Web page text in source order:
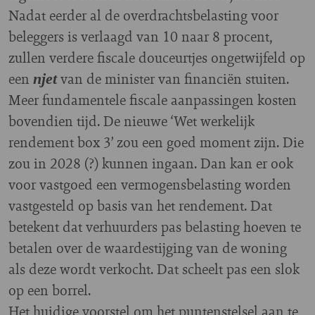
Nadat eerder al de overdrachtsbelasting voor
beleggers is verlaagd van 10 naar 8 procent,
zullen verdere fiscale douceurtjes ongetwijfeld op
een njetvan de minister van financiën stuiten.
Meer fundamentele fiscale aanpassingen kosten
bovendien tijd. De nieuwe ‘Wet werkelijk
rendement box 3’ zou een goed moment zijn. Die
zou in 2028 (?) kunnen ingaan. Dan kan er ook
voor vastgoed een vermogensbelasting worden
vastgesteld op basis van het rendement. Dat
betekent dat verhuurders pas belasting hoeven te
betalen over de waardestijging van de woning
als deze wordt verkocht. Dat scheelt pas een slok
op een borrel.